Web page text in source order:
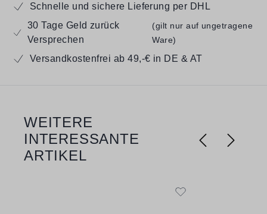
Schnelle und sichere Lieferung per DHL
30 Tage Geld zurück
Versprechen
(gilt nur auf ungetragene
Ware)
Versandkostenfrei ab 49,-€ in DE & AT
Produktgalerie überspringen
WEITERE
INTERESSANTE
ARTIKEL